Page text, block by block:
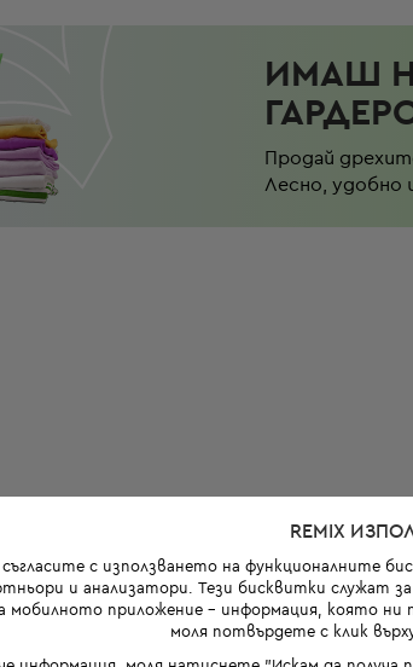
ИМАШ
Продай
Лесно, удобно
REMIX
съгласите с използването на функционалните
и анализатори. Тези бисквитки служат
приложение - информация, която ни
моля потвърдете с клик